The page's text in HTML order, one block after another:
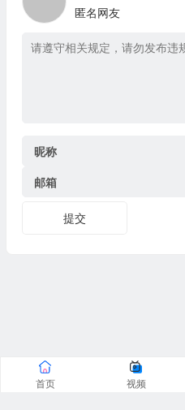
匿名网友
昵称
邮箱
提交
首页 视频